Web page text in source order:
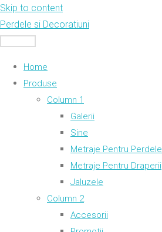
Skip to content
Perdele si Decoratiuni
Home
Produse
Column 1
Galerii
Sine
Metraje Pentru Perdele
Metraje Pentru Draperii
Jaluzele
Column 2
Accesorii